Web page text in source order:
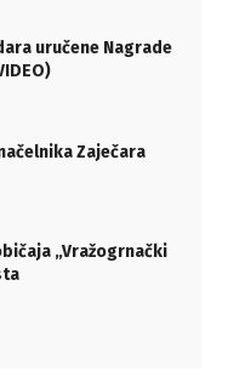
uručene Nagrade
Zaječara
„Vražogrnački